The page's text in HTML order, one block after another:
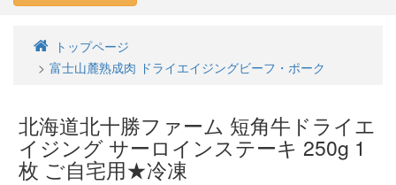
トップページ
富士山麓熟成肉 ドライエイジングビーフ・ポーク
北海道北十勝ファーム 短角牛ドライエ
イジング サーロインステーキ 250g 1
枚 ご自宅用★冷凍